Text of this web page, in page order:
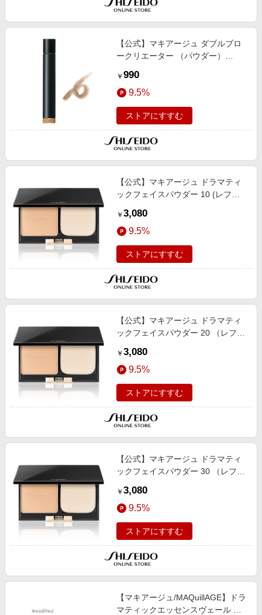
【公式】マキアージュ ダブルブロ
ークリエーター （パウダー）
ロー＞ 0.3g/立体感
￥ 990
9.5%
ストアにすすむ
【公式】マキアージュ ドラマティ
ックフェイスパウダー 10 (レフィ
感/カバー力/毛穴カバー/色ムラカバ
ー
￥ 3,080
9.5%
ストアにすすむ
【公式】マキアージュ ドラマティ
ックフェイスパウダー 20 （レフィ
感/カバー力/毛穴カバー/色ムラカバ
ー
￥ 3,080
9.5%
ストアにすすむ
【公式】マキアージュ ドラマティ
ックフェイスパウダー 30 （レフィ
感/カバー力/毛穴カバー/色ムラカバ
ー
￥ 3,080
9.5%
ストアにすすむ
【マキアージュ/MAQuillAGE】ドラ
マティックエッセンスヴェール ル